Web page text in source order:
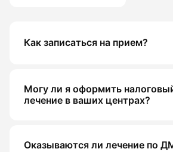
Как записаться на прием?
Могу ли я оформить
лечение в ваших центрах?
Оказываются ли лечение по